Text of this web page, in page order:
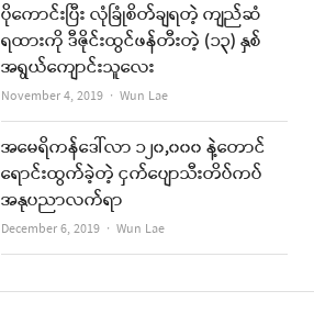
ပိုကောင်းပြီး လုံခြုံစိတ်ချရတဲ့ ကျည်ဆံ
ရထားကို ဒီဇိုင်းထွင်ဖန်တီးတဲ့ (၁၃) နှစ်
အရွယ်ကျောင်းသူလေး
November 4, 2019 Author
Wun Lae
အမေရိကန်ဒေါ်လာ ၁၂၀,၀၀၀ နဲ့တောင်
ရောင်းထွက်ခဲ့တဲ့ ငှက်ပျောသီးတိပ်ကပ်
အနုပညာလက်ရာ
December 6, 2019 Author
Wun Lae